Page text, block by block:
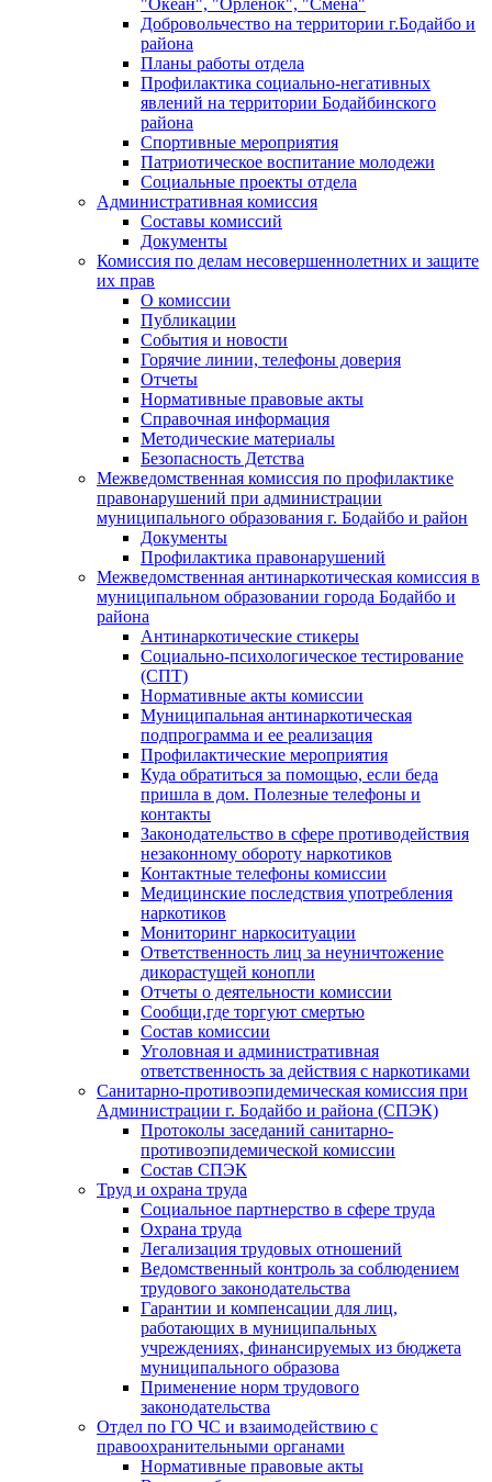
"Океан", "Орленок", "Смена"
Добровольчество на территории г.Бодайбо и
района
Планы работы отдела
Профилактика социально-негативных
явлений на территории Бодайбинского
района
Спортивные мероприятия
Патриотическое воспитание молодежи
Социальные проекты отдела
Административная комиссия
Составы комиссий
Документы
Комиссия по делам несовершеннолетних и защите
их прав
О комиссии
Публикации
События и новости
Горячие линии, телефоны доверия
Отчеты
Нормативные правовые акты
Справочная информация
Методические материалы
Безопасность Детства
Межведомственная комиссия по профилактике
правонарушений при администрации
муниципального образования г. Бодайбо и район
Документы
Профилактика правонарушений
Межведомственная антинаркотическая комиссия в
муниципальном образовании города Бодайбо и
района
Антинаркотические стикеры
Социально-психологическое тестирование
(СПТ)
Нормативные акты комиссии
Муниципальная антинаркотическая
подпрограмма и ее реализация
Профилактические мероприятия
Куда обратиться за помощью, если беда
пришла в дом. Полезные телефоны и
контакты
Законодательство в сфере противодействия
незаконному обороту наркотиков
Контактные телефоны комиссии
Медицинские последствия употребления
наркотиков
Мониторинг наркоситуации
Ответственность лиц за неуничтожение
дикорастущей конопли
Отчеты о деятельности комиссии
Сообщи,где торгуют смертью
Состав комиссии
Уголовная и административная
ответственность за действия с наркотиками
Санитарно-противоэпидемическая комиссия при
Администрации г. Бодайбо и района (СПЭК)
Протоколы заседаний санитарно-
противоэпидемической комиссии
Состав СПЭК
Труд и охрана труда
Социальное партнерство в сфере труда
Охрана труда
Легализация трудовых отношений
Ведомственный контроль за соблюдением
трудового законодательства
Гарантии и компенсации для лиц,
работающих в муниципальных
учреждениях, финансируемых из бюджета
муниципального образова
Применение норм трудового
законодательства
Отдел по ГО ЧС и взаимодействию с
правоохранительными органами
Нормативные правовые акты